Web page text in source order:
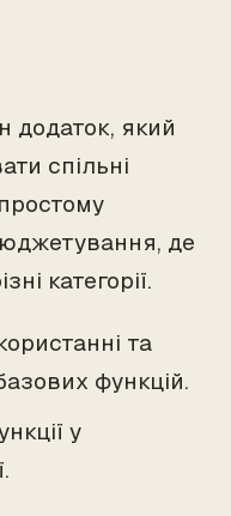
додаток, який
спільні
де
категорії.
та
функцій.
у